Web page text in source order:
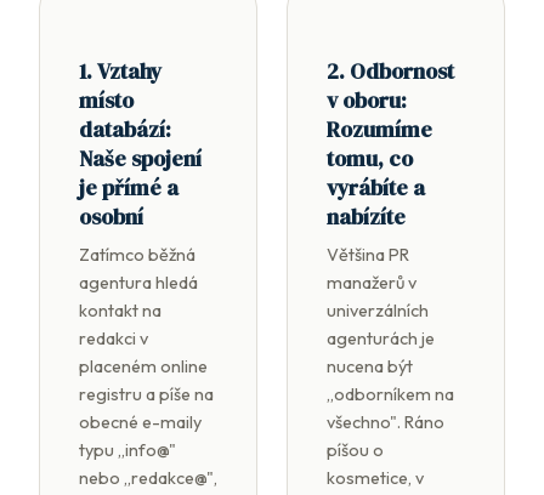
1. Vztahy
místo
databází:
Naše spojení
je přímé a
osobní
Zatímco běžná
agentura hledá
kontakt na
redakci v
placeném online
registru a píše na
obecné e-maily
typu „info@"
nebo „redakce@",
2. Odbornost
v oboru:
Rozumíme
tomu, co
vyrábíte a
nabízíte
Většina PR
manažerů v
univerzálních
agenturách je
nucena být
„odborníkem na
všechno". Ráno
píšou o
kosmetice, v